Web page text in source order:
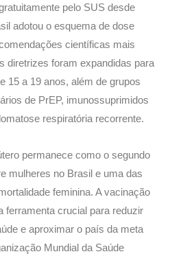
pelo SUS desde
adotou o esquema de dose
científicas mais
diretrizes foram expandidas para
15 a 19 anos, além de grupos
de PrEP, imunossuprimidos
respiratória recorrente.
permanece como o segundo
mulheres no Brasil e uma das
feminina. A vacinação
ferramenta crucial para reduzir
e aproximar o país da meta
Mundial da Saúde